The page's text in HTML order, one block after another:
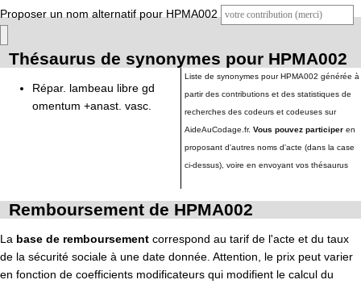
Proposer un nom alternatif pour HPMA002
Thésaurus de synonymes pour HPMA002
Répar. lambeau libre gd
omentum +anast. vasc.
Liste de synonymes pour HPMA002 générée à
partir des contributions et des statistiques de
recherches des codeurs et codeuses sur
AideAuCodage.fr. Vous pouvez participer en
proposant d'autres noms d'acte (dans la case
ci-dessus), voire en envoyant vos thésaurus
Remboursement de HPMA002
La base de remboursement correspond au tarif de l'acte et du taux
de la sécurité sociale à une date donnée. Attention, le prix peut varier
en fonction de coefficients modificateurs qui modifient le calcul du